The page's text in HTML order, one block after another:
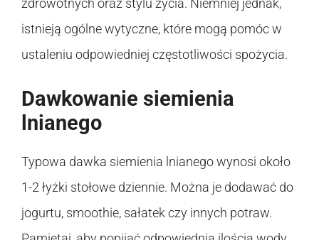
zdrowotnych oraz stylu życia. Niemniej jednak,
istnieją ogólne wytyczne, które mogą pomóc w
ustaleniu odpowiedniej częstotliwości spożycia.
Dawkowanie siemienia
lnianego
Typowa dawka siemienia lnianego wynosi około
1-2 łyżki stołowe dziennie. Można je dodawać do
jogurtu, smoothie, sałatek czy innych potraw.